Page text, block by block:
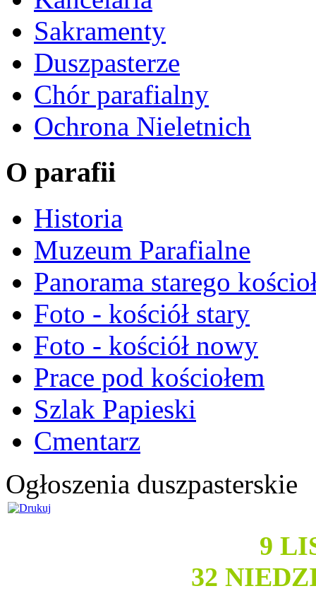
Sakramenty
Duszpasterze
Chór parafialny
Ochrona Nieletnich
O parafii
Historia
Muzeum Parafialne
Panorama starego
Foto - kościół stary
Foto - kościół nowy
Prace pod kościołem
Szlak Papieski
Cmentarz
Ogłoszenia duszpasterskie
9
32